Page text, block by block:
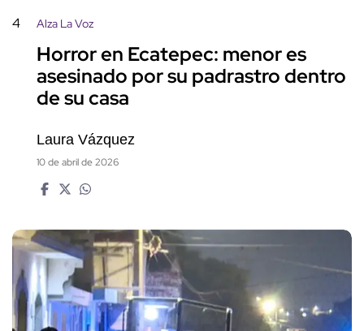
4 Alza La Voz
Horror en Ecatepec: menor es
asesinado por su padrastro dentro
de su casa
Laura Vázquez
10 de abril de 2026